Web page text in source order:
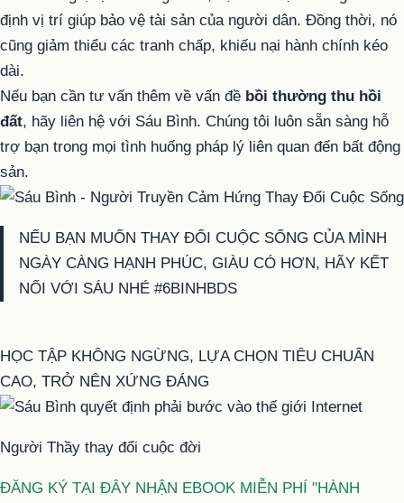
định vị trí giúp bảo vệ tài sản của người dân. Đồng thời, nó
cũng giảm thiểu các tranh chấp, khiếu nại hành chính kéo
dài.
Nếu bạn cần tư vấn thêm về vấn đề bồi thường thu hồi
đất, hãy liên hệ với Sáu Bình. Chúng tôi luôn sẵn sàng hỗ
trợ bạn trong mọi tình huống pháp lý liên quan đến bất động
sản.
NẾU BẠN MUỐN THAY ĐỔI CUỘC SỐNG CỦA MÌNH
NGÀY CÀNG HẠNH PHÚC, GIÀU CÓ HƠN, HÃY KẾT
NỐI VỚI SÁU NHÉ #6BINHBDS
HỌC TẬP KHÔNG NGỪNG, LỰA CHỌN TIÊU CHUẨN
CAO, TRỞ NÊN XỨNG ĐÁNG
Người Thầy thay đổi cuộc đời
ĐĂNG KÝ TẠI ĐÂY NHẬN EBOOK MIỄN PHÍ "HÀNH